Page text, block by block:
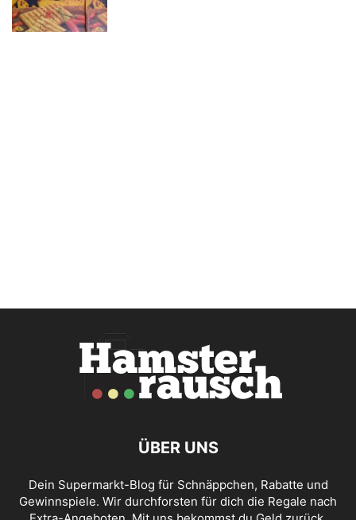
ÜBER UNS
Dein Supermarkt-Blog für Schnäppchen, Rabatte und
Gewinnspiele. Wir durchforsten für dich die Regale nach